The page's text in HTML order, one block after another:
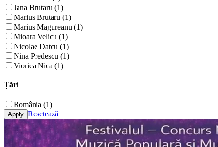
Jana Brutaru (1)
Marius Brutaru (1)
Marius Magureanu (1)
Mioara Velicu (1)
Nicolae Datcu (1)
Nina Predescu (1)
Viorica Nica (1)
Țări
România (1)
Resetează